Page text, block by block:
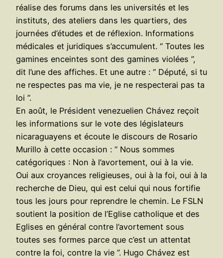
réalise des forums dans les universités et les
instituts, des ateliers dans les quartiers, des
journées d’études et de réflexion. Informations
médicales et juridiques s’accumulent. “ Toutes les
gamines enceintes sont des gamines violées ”,
dit l’une des affiches. Et une autre : “ Député, si tu
ne respectes pas ma vie, je ne respecterai pas ta
loi ”.
En août, le Président venezuelien Chávez reçoit
les informations sur le vote des législateurs
nicaraguayens et écoute le discours de Rosario
Murillo à cette occasion : “ Nous sommes
catégoriques : Non à l’avortement, oui à la vie.
Oui aux croyances religieuses, oui à la foi, oui à la
recherche de Dieu, qui est celui qui nous fortifie
tous les jours pour reprendre le chemin. Le FSLN
soutient la position de l’Eglise catholique et des
Eglises en général contre l’avortement sous
toutes ses formes parce que c’est un attentat
contre la foi, contre la vie ”. Hugo Chávez est